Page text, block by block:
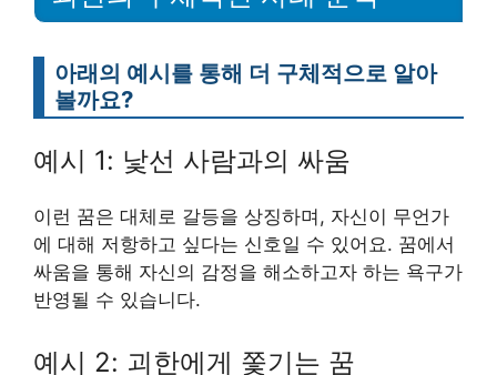
아래의 예시를 통해 더 구체적으로 알아
볼까요?
예시 1: 낯선 사람과의 싸움
이런 꿈은 대체로 갈등을 상징하며, 자신이 무언가
에 대해 저항하고 싶다는 신호일 수 있어요. 꿈에서
싸움을 통해 자신의 감정을 해소하고자 하는 욕구가
반영될 수 있습니다.
예시 2: 괴한에게 쫓기는 꿈